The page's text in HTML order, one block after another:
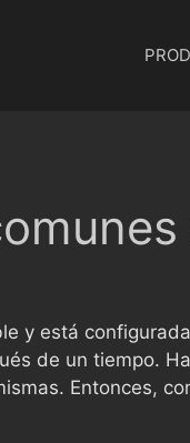
y está
de un tiempo.
Entonces,